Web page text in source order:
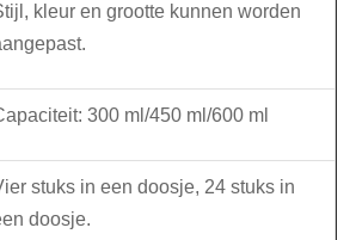
kleur en grootte kunnen worden
300 ml/450 ml/600 ml
stuks in een doosje, 24 stuks in
doosje.